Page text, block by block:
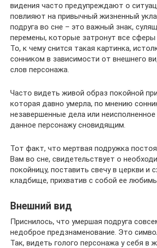
видения часто предупреждают о
повлияют на привычный жизненный
подруга во сне – это важный знак,
перемены, которые затронут все
То, к чему снится такая картинка,
сонником в зависимости от внешнего
слов персонажа.
Часто видеть живой образ покойной
которая давно умерла, по мнению
незавершенные дела или
данное персонажу сновидящим.
Тот факт, что мертвая подружка
Вам во сне, свидетельствует о
покойницу, поставить свечу в церкви и
кладбище, прихватив с собой ее
Внешний вид
Приснилось, что умершая подруга
недоброе предзнаменование. Это
Так, видеть голого персонажа у себя в